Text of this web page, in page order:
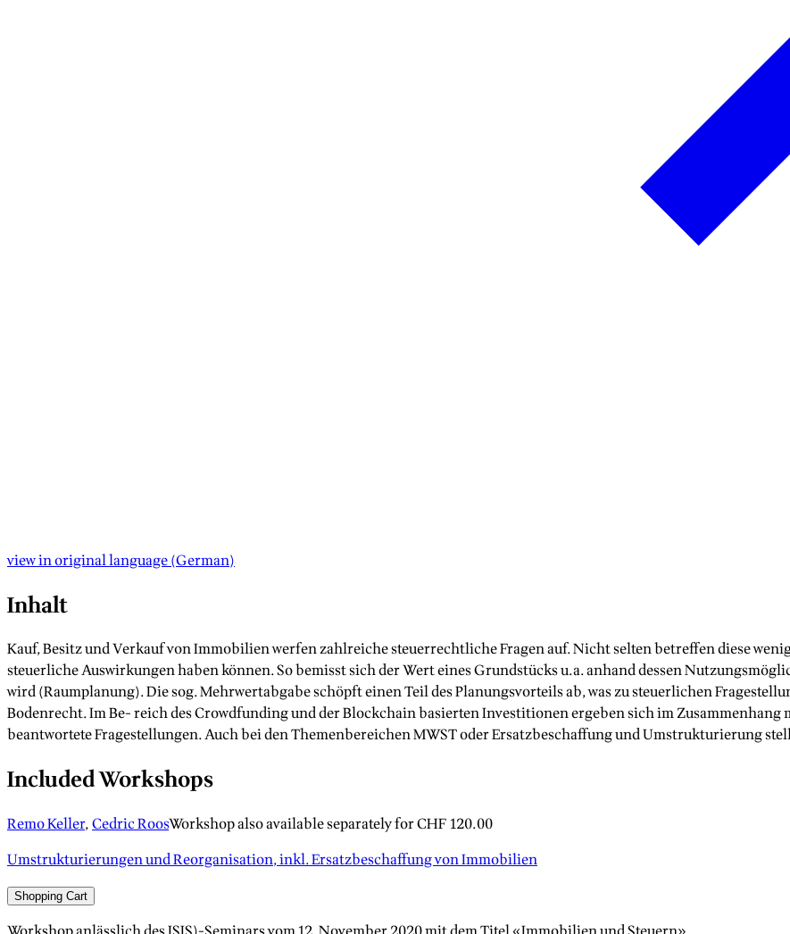
view in original language(German)
Inhalt
Kauf, Besitz und Verkauf von Immobilien werfen zahlreiche steuerrechtliche Fragen auf. Nicht selten betreffen diese
steuerliche Auswirkungen haben können. So bemisst sich der Wert eines Grundstücks u.a. anhand dessen
wird (Raumplanung). Die sog. Mehrwertabgabe schöpft einen Teil des Planungsvorteils ab, was zu steuerlichen
Bodenrecht. Im Be- reich des Crowdfunding und der Blockchain basierten Investitionen ergeben sich im
beantwortete Fragestellungen. Auch bei den Themenbereichen MWST oder Ersatzbeschaffung und Umstrukturierung
Included Workshops
Remo Keller,Cedric RoosWorkshop also available separately forCHF 120.00
Umstrukturierungen und Reorganisation, inkl. Ersatzbeschaffung von Immobilien
Shopping Cart